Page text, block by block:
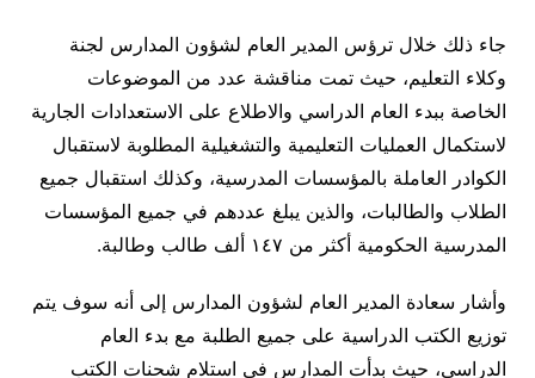
جاء ذلك خلال ترؤس المدير العام لشؤون المدارس لجنة
وكلاء التعليم، حيث تمت مناقشة عدد من الموضوعات
الخاصة ببدء العام الدراسي والاطلاع على الاستعدادات الجارية
لاستكمال العمليات التعليمية والتشغيلية المطلوبة لاستقبال
الكوادر العاملة بالمؤسسات المدرسية، وكذلك استقبال جميع
الطلاب والطالبات، والذين يبلغ عددهم في جميع المؤسسات
المدرسية الحكومية أكثر من ١٤٧ ألف طالب وطالبة.
وأشار سعادة المدير العام لشؤون المدارس إلى أنه سوف يتم
توزيع الكتب الدراسية على جميع الطلبة مع بدء العام
الدراسي، حيث بدأت المدارس في استلام شحنات الكتب